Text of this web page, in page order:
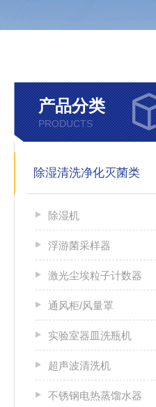
产品分类
PRODUCTS
除湿清洗净化灭菌类
除湿机
浮游菌采样器
激光尘埃粒子计数器
通风柜/风量罩
实验室器皿洗瓶机
超声波清洗机
不锈钢电热蒸馏水器